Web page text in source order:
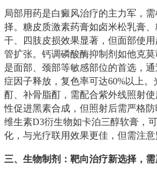
局部用药是白癜风治疗的主力军，
择。糖皮质激素药膏如卤米松乳膏
干、四肢皮损效果显著，但面部使
管扩张。钙调磷酸酶抑制剂如他克莫
是面部、颈部等敏感部位的首选，
症因子释放，复色率可达60%以上
酊、补骨脂酊，需配合紫外线照射
性促进黑素合成，但照射后需严格防
维生素D3衍生物如卡泊三醇软膏，
化，与光疗联用效果更佳，但需注意
三、生物制剂：靶向治疗新选择，